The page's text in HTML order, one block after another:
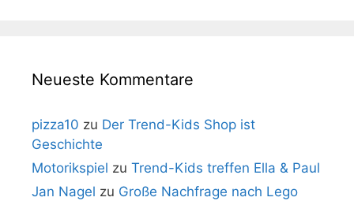
Neueste Kommentare
pizza10 zu Der Trend-Kids Shop ist
Geschichte
Motorikspiel zu Trend-Kids treffen Ella & Paul
Jan Nagel zu Große Nachfrage nach Lego